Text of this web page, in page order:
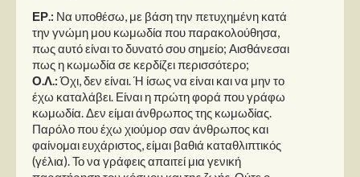
ΕΡ.: Να υποθέσω, με βάση την πετυχημένη κατά
την γνώμη μου κωμωδία που παρακολούθησα,
πως αυτό είναι το δυνατό σου σημείο; Αισθάνεσαι
πως η κωμωδία σε κερδίζει περισσότερο;
Ο.Λ.:Όχι, δεν είναι. Ή ίσως να είναι και να μην το
έχω καταλάβει. Είναι η πρώτη φορά που γράφω
κωμωδία. Δεν είμαι άνθρωπος της κωμωδίας.
Παρόλο που έχω χιούμορ σαν άνθρωπος και
φαίνομαι ευχάριστος, είμαι βαθιά καταθλιπτικός
(γέλια). Το να γράφεις απαιτεί μια γενική